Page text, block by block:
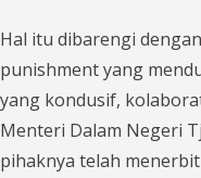
Hal itu dibarengi
punishment yang
yang kondusif,
Menteri Dalam Negeri
pihaknya telah